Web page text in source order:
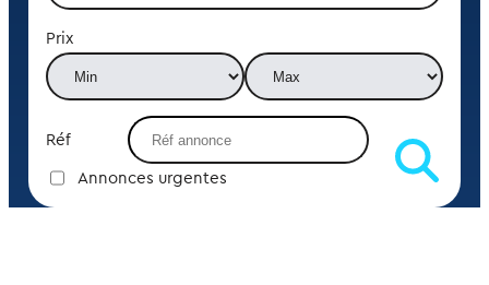
Prix
Réf
Annonces urgentes